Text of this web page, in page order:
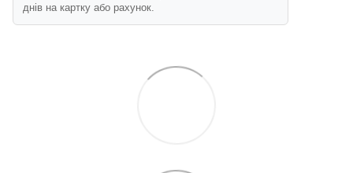
днів на картку або рахунок.